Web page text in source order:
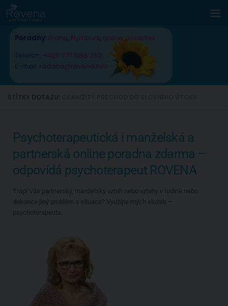
Skip to content
Poradny Praha Nymburk online poradna
Telefon: +420 777 588 352
E-mail: radana@rovena.info
Psychoterapeutická i manželská a
partnerská online poradna zdarma –
odpovídá psychoterapeut ROVENA
Trápí Vás partnerský, manželský vztah nebo vztahy v rodině nebo
dokonce jiný problém a situace? Využijte mých služeb –
psychoterapeuta.